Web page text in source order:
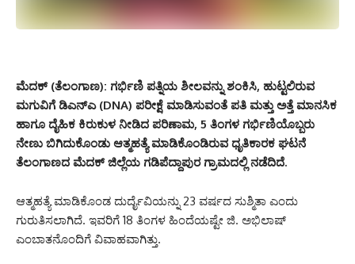
ಮೆದಕ್ (ತೆಲಂಗಾಣ): ಗರ್ಭಿಣಿ ಪತ್ನಿಯ ಶೀಲವನ್ನು ಶಂಕಿಸಿ, ಹುಟ್ಟಲಿರುವ
ಮಗುವಿಗೆ ಡಿಎನ್‌ಎ (DNA) ಪರೀಕ್ಷೆ ಮಾಡಿಸುವಂತೆ ಪತಿ ಮತ್ತು ಅತ್ತೆ ಮಾನಸಿಕ
ಹಾಗೂ ದೈಹಿಕ ಕಿರುಕುಳ ನೀಡಿದ ಪರಿಣಾಮ, 5 ತಿಂಗಳ ಗರ್ಭಿಣಿಯೊಬ್ಬರು
ನೇಣು ಬಿಗಿದುಕೊಂಡು ಆತ್ಮಹತ್ಯೆ ಮಾಡಿಕೊಂಡಿರುವ ಧೃತಿಕಾರಕ ಘಟನೆ
ತೆಲಂಗಾಣದ ಮೆದಕ್ ಜಿಲ್ಲೆಯ ಗಡಿಪೆದ್ದಾಪುರ ಗ್ರಾಮದಲ್ಲಿ ನಡೆದಿದೆ.
ಆತ್ಮಹತ್ಯೆ ಮಾಡಿಕೊಂಡ ದುರ್ದೈವಿಯನ್ನು 23 ವರ್ಷದ ಸುಶ್ಮಿತಾ ಎಂದು
ಗುರುತಿಸಲಾಗಿದೆ. ಇವರಿಗೆ 18 ತಿಂಗಳ ಹಿಂದೆಯಷ್ಟೇ ಜಿ. ಅಭಿಲಾಷ್
ಎಂಬಾತನೊಂದಿಗೆ ವಿವಾಹವಾಗಿತ್ತು.